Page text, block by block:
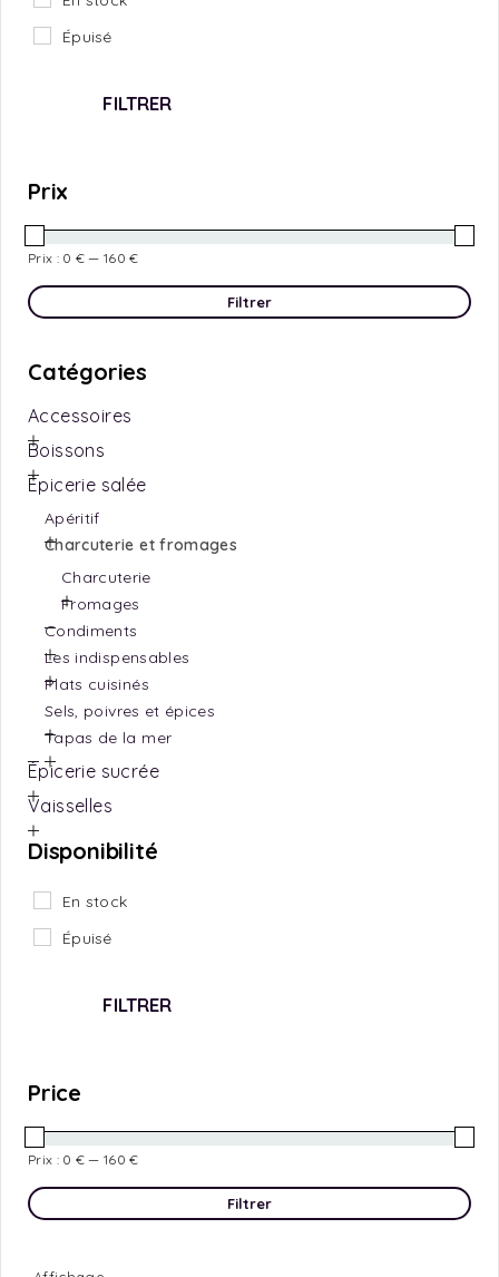
Épuisé
FILTRER
Prix
Filtrer
Prix : 0 € — 160 €
Catégories
Accessoires
Boissons
Épicerie salée
Apéritif
Charcuterie et fromages
Charcuterie
Fromages
Condiments
Les indispensables
Plats cuisinés
Sels, poivres et épices
Tapas de la mer
Épicerie sucrée
Vaisselles
Disponibilité
En stock
Épuisé
FILTRER
Price
Filtrer
Prix : 0 € — 160 €